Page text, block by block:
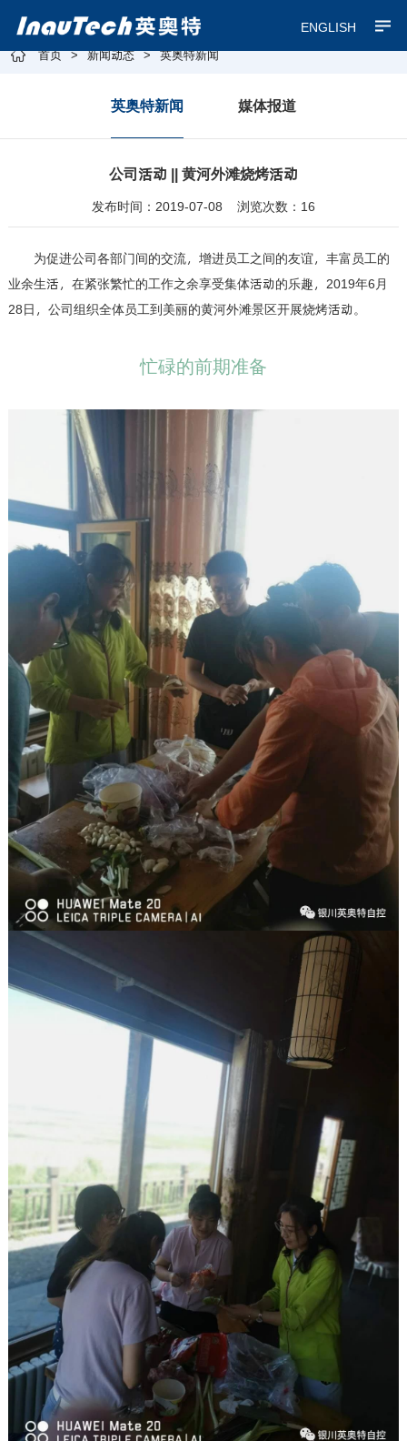
ENGLISH
首页 > 新闻动态 > 英奥特新闻
英奥特新闻 媒体报道
公司活动 || 黄河外滩烧烤活动
发布时间：2019-07-08 浏览次数：16
为促进公司各部门间的交流，增进员工之间的友谊，丰富员工的
业余生活，在紧张繁忙的工作之余享受集体活动的乐趣，2019年6月
28日，公司组织全体员工到美丽的黄河外滩景区开展烧烤活动。
忙碌的前期准备